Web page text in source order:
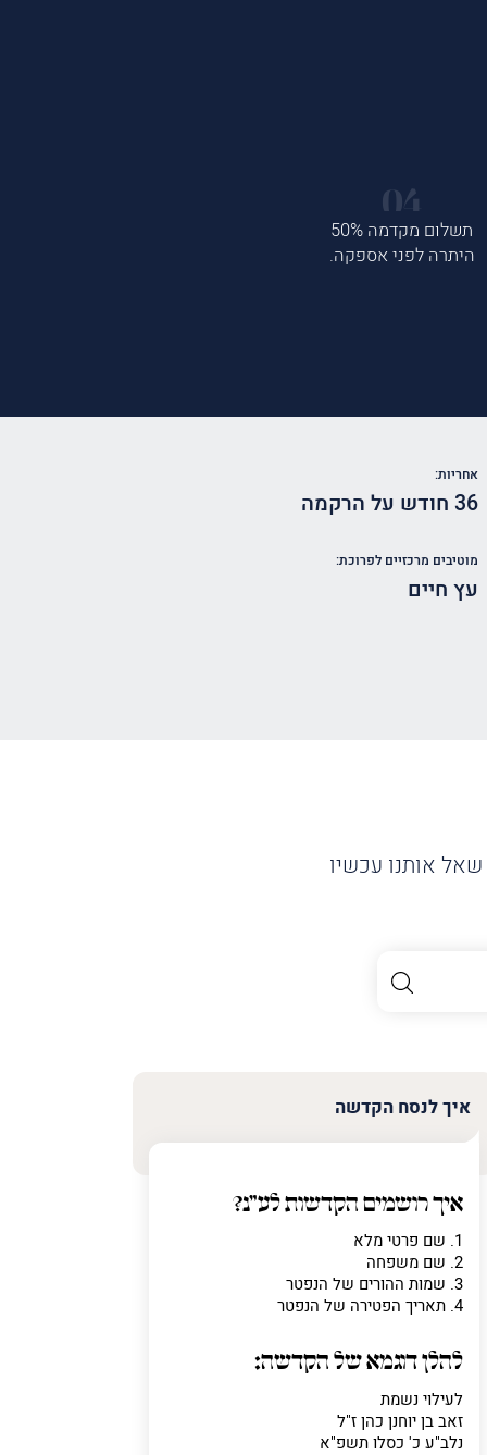
תשלום מקדמה 50%
היתרה לפני אספקה.
אחריות:
36 חודש על הרקמה
מוטיבים מרכזיים לפרוכת:
עץ חיים
שאל אותנו עכשיו
איך לנסח הקדשה
איך רושמים הקדשות לע"נ?
1. שם פרטי מלא
2. שם משפחה
3. שמות ההורים של הנפטר
4. תאריך הפטירה של הנפטר
להלן דוגמא של הקדשה:
לעילוי נשמת
זאב בן יוחנן כהן ז"ל
נלב"ע כ' כסלו תשפ"א